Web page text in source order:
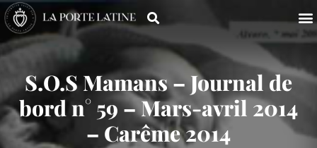
S.O.S Mamans – Journal de
bord n° 59 – Mars-​avril 2014
– Carême 2014